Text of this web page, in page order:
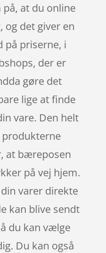
at du online
det giver en
på priserne, i
der er
gøre det
lige at finde
vare. Den helt
at bæreposen
på vej hjem.
varer direkte
kan blive sendt
du kan vælge
Du kan også